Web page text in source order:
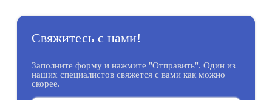
Свяжитесь с нами!
Заполните форму и нажмите "Отправить". Один из
наших специалистов свяжется с вами как можно
скорее.